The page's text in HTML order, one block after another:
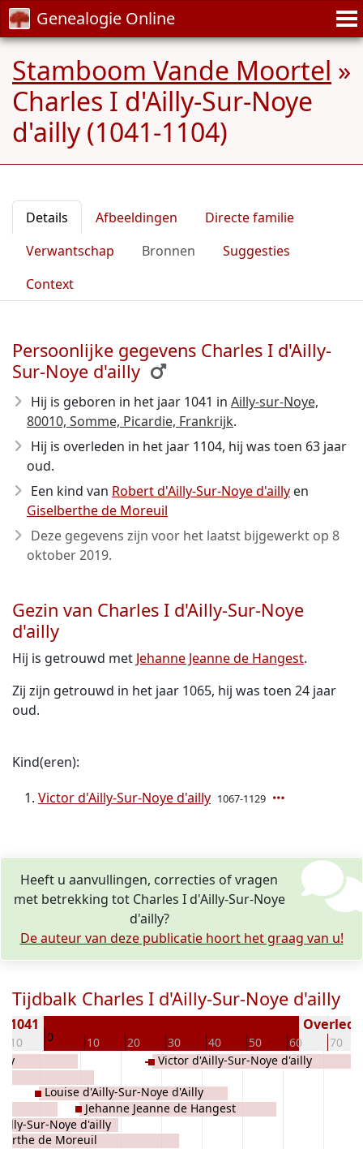
Genealogie Online
Stamboom Vande Moortel »
Charles I d'Ailly-Sur-Noye
d'ailly (1041-1104)
Details Afbeeldingen
Directe familie
Verwantschap
Bronnen
Suggesties
Context
Persoonlijke gegevens Charles I d'Ailly-
Sur-Noye d'ailly
Hij is geboren in het jaar 1041 in Ailly-sur-Noye,
80010, Somme, Picardie, Frankrijk.
Hij is overleden in het jaar 1104, hij was toen 63 jaar
oud.
Een kind van Robert d'Ailly-Sur-Noye d'ailly en
Giselberthe de Moreuil
Deze gegevens zijn voor het laatst bijgewerkt op 8
oktober 2019.
Gezin van Charles I d'Ailly-Sur-Noye
d'ailly
Hij is getrouwd met Jehanne Jeanne de Hangest.
Zij zijn getrouwd in het jaar 1065, hij was toen 24 jaar
oud.
Kind(eren):
Victor d'Ailly-Sur-Noye d'ailly 1067-1129
Heeft u aanvullingen, correcties of vragen
met betrekking tot Charles I d'Ailly-Sur-Noye
d'ailly?
De auteur van deze publicatie hoort het graag van u!
Tijdbalk Charles I d'Ailly-Sur-Noye d'ailly
-10 0 10 20 30 40 50 60 70
1041
Sur-Noye d'ailly
de Moreuil
Louise d'Ailly-Sur-Noye d'Ailly
Jehanne Jeanne de Hangest
Victor d'Ailly-Sur-Noye d'ailly